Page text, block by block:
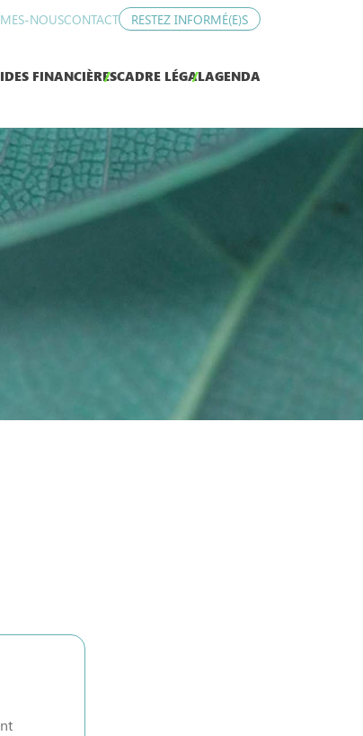
NOUSCONTACT RESTEZ INFORMÉ(E)S
FINANCIÈRESCADRE LÉGALAGENDA